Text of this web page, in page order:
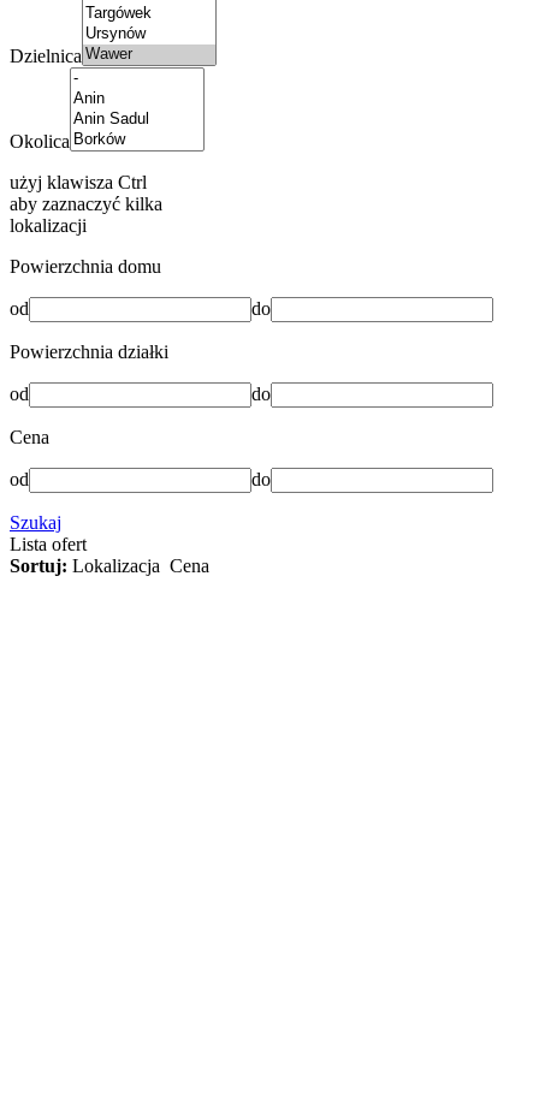
Dzielnica
Okolica
użyj klawisza Ctrl
aby zaznaczyć kilka
lokalizacji
Powierzchnia domu
od do
Powierzchnia działki
od do
Cena
od do
Szukaj
Lista ofert
Sortuj: Lokalizacja Cena